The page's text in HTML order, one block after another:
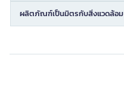
ผลิตภัณฑ์เป็นมิตรกับสิ่งแวดล้อม